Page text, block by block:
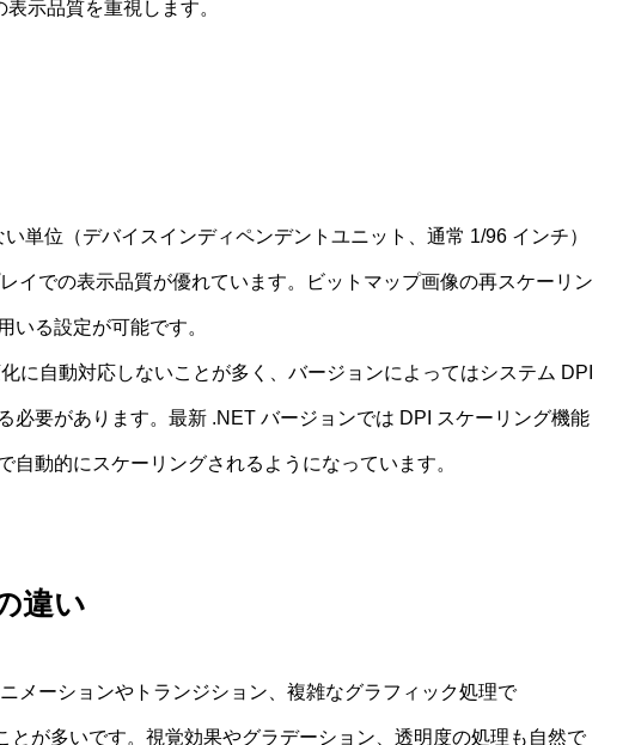
示品質を重視します。
単位（デバイスインディペンデントユニット、通常 1/96 インチ）
イでの表示品質が優れています。ビットマップ画像の再スケーリン
いる設定が可能です。
に自動対応しないことが多く、バージョンによってはシステム DPI
必要があります。最新 .NET バージョンでは DPI スケーリング機能
自動的にスケーリングされるようになっています。
違い
メーションやトランジション、複雑なグラフィック処理で
とが多いです。視覚効果やグラデーション、透明度の処理も自然で